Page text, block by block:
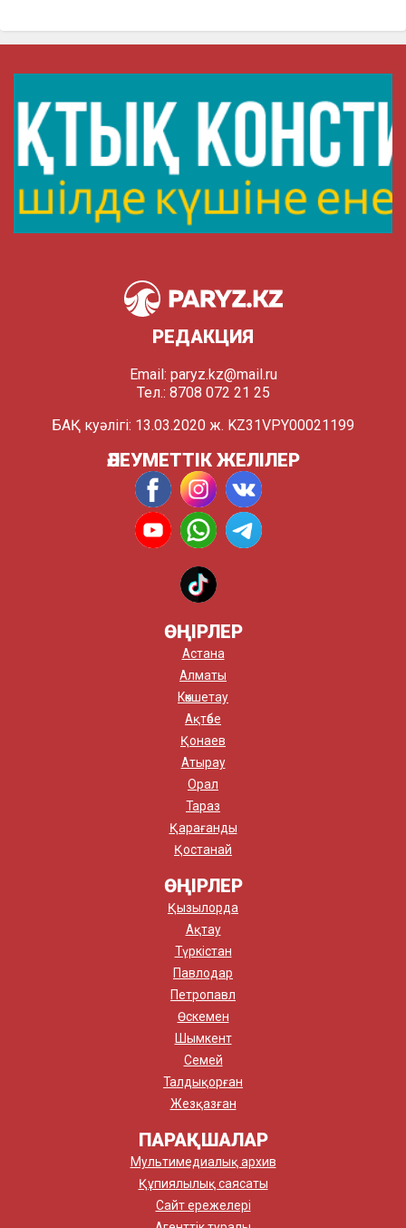
РЕДАКЦИЯ
Email: paryz.kz@mail.ru
Тел.: 8708 072 21 25
БАҚ куәлігі: 13.03.2020 ж. KZ31VPY00021199
ӘЛЕУМЕТТІК ЖЕЛІЛЕР
ӨҢІРЛЕР
Астана
Алматы
Көкшетау
Ақтөбе
Қонаев
Атырау
Орал
Тараз
Қарағанды
Қостанай
ӨҢІРЛЕР
Қызылорда
Ақтау
Түркістан
Павлодар
Петропавл
Өскемен
Шымкент
Семей
Талдықорған
Жезқазған
ПАРАҚШАЛАР
Мультимедиалық архив
Құпиялылық саясаты
Сайт ережелері